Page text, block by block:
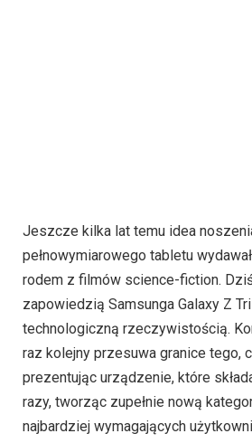
Jeszcze kilka lat temu idea
pełnowymiarowego tabletu
rodem z filmów science-fiction.
zapowiedzią Samsunga Galaxy Z
technologiczną rzeczywistością.
raz kolejny przesuwa granice tego,
prezentując urządzenie, które
razy, tworząc zupełnie nową
najbardziej wymagających